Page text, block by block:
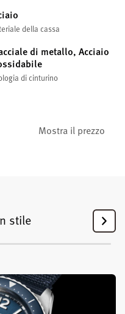
della cassa
di metallo, Acciaio
di cinturino
Mostra il prezzo
stile